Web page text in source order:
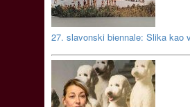
27. slavonski biennale: Slika kao